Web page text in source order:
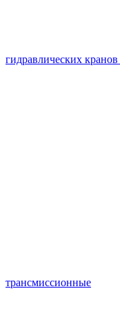
гидравлических кранов
трансмиссионные